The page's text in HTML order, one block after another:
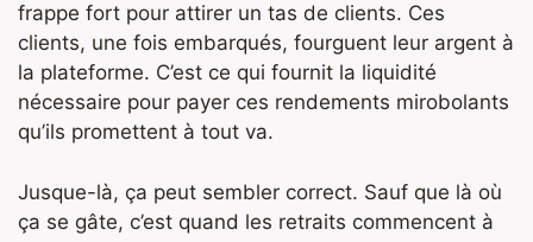
frappe fort pour attirer un tas de clients. Ces
clients, une fois embarqués, fourguent leur argent à
la plateforme. C’est ce qui fournit la liquidité
nécessaire pour payer ces rendements mirobolants
qu’ils promettent à tout va.
Jusque-là, ça peut sembler correct. Sauf que là où
ça se gâte, c’est quand les retraits commencent à